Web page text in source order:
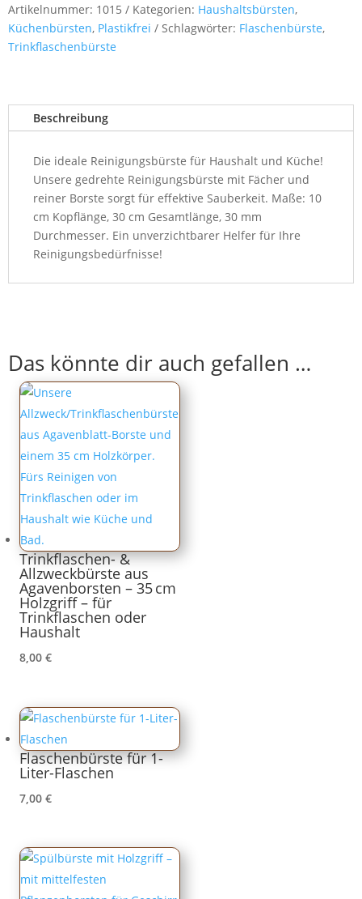
30
mm
Durchmesser,
Länge,
reine
Haushalt
Küche
Menge
Artikelnummer: 1015 Kategorien: Haushaltsbürsten,
Küchenbürsten, Plastikfrei Schlagwörter: Flaschenbürste,
Trinkflaschenbürste
Beschreibung
Die ideale Reinigungsbürste für Haushalt und Küche!
Unsere gedrehte Reinigungsbürste mit Fächer und
reiner Borste sorgt für effektive Sauberkeit. Maße: 10
cm Kopflänge, 30 cm Gesamtlänge, 30 mm
Durchmesser. Ein unverzichtbarer Helfer für Ihre
Reinigungsbedürfnisse!
Das könnte dir auch gefallen …
Trinkflaschen- &
Allzweckbürste aus
Agavenborsten – 35 cm
Holzgriff – für
Trinkflaschen oder
Haushalt
8,00 €
Flaschenbürste für 1-
Liter-Flaschen
7,00 €